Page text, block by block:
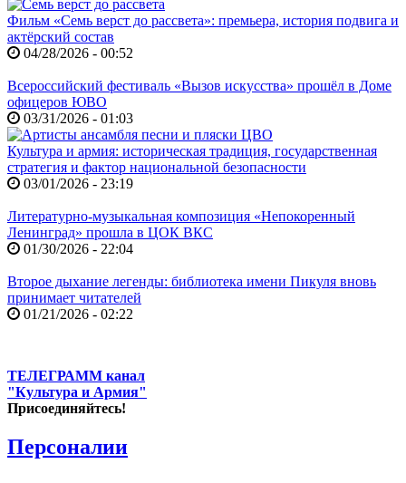
Фильм «Семь верст до рассвета»: премьера, история подвига и
актёрский состав
04/28/2026 - 00:52
Всероссийский фестиваль «Вызов искусства» прошёл в Доме
офицеров ЮВО
03/31/2026 - 01:03
Культура и армия: историческая традиция, государственная
стратегия и фактор национальной безопасности
03/01/2026 - 23:19
Литературно-музыкальная композиция «Непокоренный
Ленинград» прошла в ЦОК ВКС
01/30/2026 - 22:04
Второе дыхание легенды: библиотека имени Пикуля вновь
принимает читателей
01/21/2026 - 02:22
ТЕЛЕГРАММ канал
"Культура и Армия"
Присоединяйтесь!
Персоналии